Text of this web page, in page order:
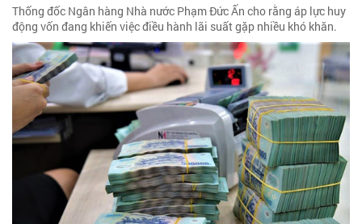
Thống đốc Ngân hàng Nhà nước Phạm Đức Ấn cho rằng áp lực huy
động vốn đang khiến việc điều hành lãi suất gặp nhiều khó khăn.